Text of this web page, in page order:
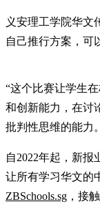
义安理工学院华文
自己推行方案，可
“这个比赛让学生
和创新能力，在讨
批判性思维的能力
自2022年起，新报
让所有学习华文的
ZBSchools.sg ，接